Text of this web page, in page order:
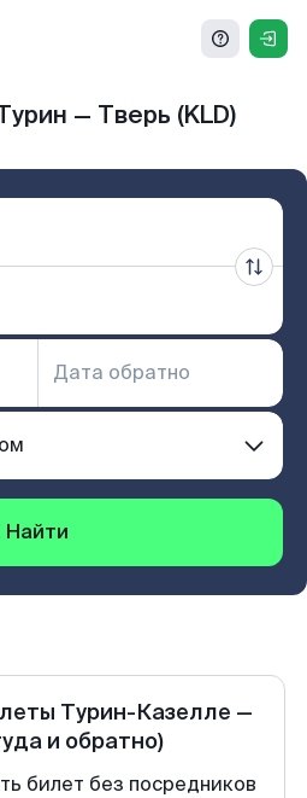
— Тверь (KLD)
Найти
Турин-Казелле —
и обратно)
билет без посредников